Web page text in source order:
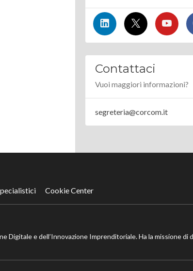
Contattaci
Vuoi maggiori informazioni?
segreteria@corcom.it
Cookie Center
e dell’Innovazione Imprenditoriale. Ha la missione di